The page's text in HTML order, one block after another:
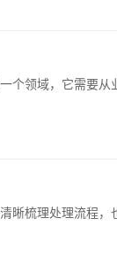
领域，它需要
梳理处理流程